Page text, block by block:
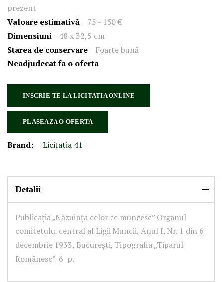
prezent
Valoare estimativă
75 - 150 €
Dimensiuni
48 x 32,5 cm
Starea de conservare
Foarte bună
Neadjudecat fa o oferta
INSCRIE-TE LA LICITATIA ONLINE
PLASEAZA O OFERTA
Brand: Licitatia 41
Detalii
Publicația „Năzuința celor ce muncesc” Organul
comitetului central al Ligii Muncii, Anul I, Nr. 1 din 6
decembrie 1933, București, Tipografia „Tiparul
Românesc”, 6 p.